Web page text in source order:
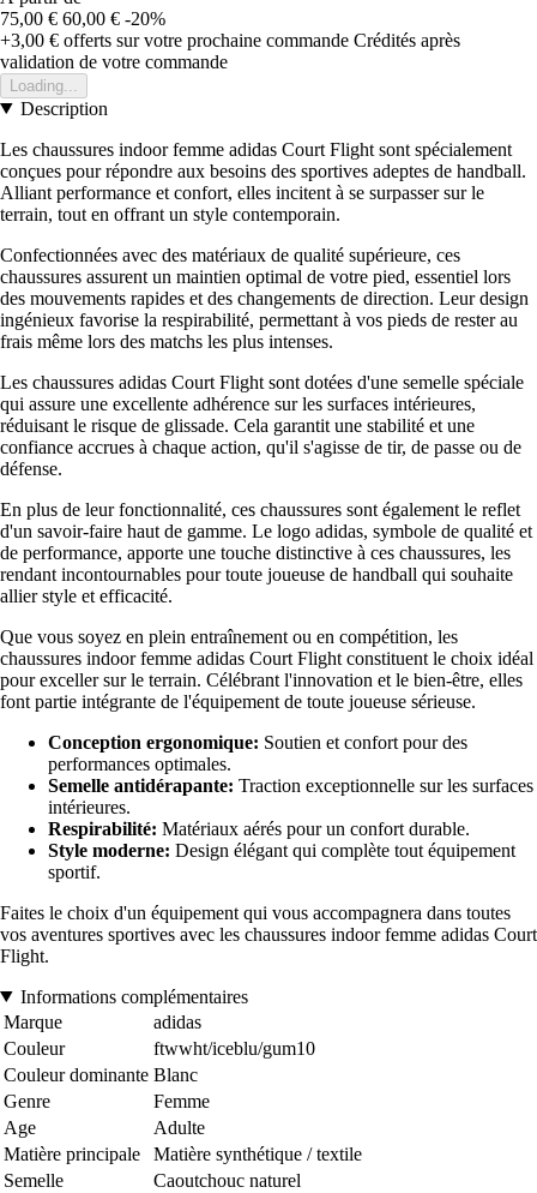
75,00 € 60,00 € -20%
+3,00 € offerts sur votre prochaine commande Crédités après
validation de votre commande
Loading...
Description
Les chaussures indoor femme adidas Court Flight sont spécialement
conçues pour répondre aux besoins des sportives adeptes de handball.
Alliant performance et confort, elles incitent à se surpasser sur le
terrain, tout en offrant un style contemporain.
Confectionnées avec des matériaux de qualité supérieure, ces
chaussures assurent un maintien optimal de votre pied, essentiel lors
des mouvements rapides et des changements de direction. Leur design
ingénieux favorise la respirabilité, permettant à vos pieds de rester au
frais même lors des matchs les plus intenses.
Les chaussures adidas Court Flight sont dotées d'une semelle spéciale
qui assure une excellente adhérence sur les surfaces intérieures,
réduisant le risque de glissade. Cela garantit une stabilité et une
confiance accrues à chaque action, qu'il s'agisse de tir, de passe ou de
défense.
En plus de leur fonctionnalité, ces chaussures sont également le reflet
d'un savoir-faire haut de gamme. Le logo adidas, symbole de qualité et
de performance, apporte une touche distinctive à ces chaussures, les
rendant incontournables pour toute joueuse de handball qui souhaite
allier style et efficacité.
Que vous soyez en plein entraînement ou en compétition, les
chaussures indoor femme adidas Court Flight constituent le choix idéal
pour exceller sur le terrain. Célébrant l'innovation et le bien-être, elles
font partie intégrante de l'équipement de toute joueuse sérieuse.
Conception ergonomique: Soutien et confort pour des
performances optimales.
Semelle antidérapante: Traction exceptionnelle sur les surfaces
intérieures.
Respirabilité: Matériaux aérés pour un confort durable.
Style moderne: Design élégant qui complète tout équipement
sportif.
Faites le choix d'un équipement qui vous accompagnera dans toutes
vos aventures sportives avec les chaussures indoor femme adidas Court
Flight.
Informations complémentaires
Marque
adidas
Couleur
ftwwht/iceblu/gum10
Couleur dominante Blanc
Genre
Femme
Age
Adulte
Matière principale
Matière synthétique / textile
Semelle
Caoutchouc naturel